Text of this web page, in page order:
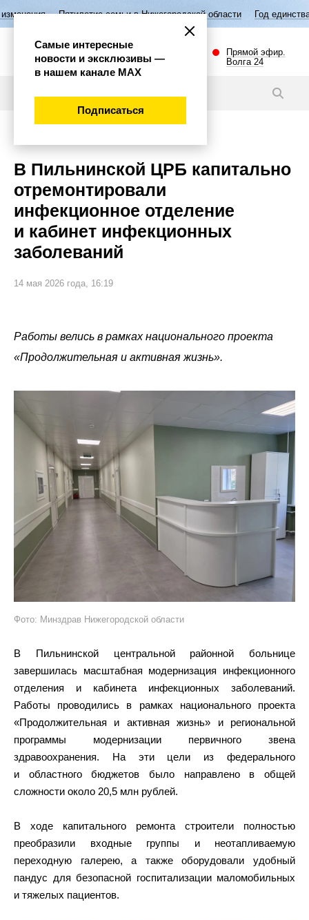
семьи в Нижегородской области Год единства народов
Прямой эфир.
Волга 24
В Пильнинской ЦРБ капитально
отремонтировали
инфекционное отделение
и кабинет инфекционных
заболеваний
14 мая 2026 года, 16:19
Работы велись в рамках национального проекта
«Продолжительная и активная жизнь».
Фото: Минздрав Нижегородской области
В Пильнинской центральной районной больнице
завершилась масштабная модернизация инфекционного
отделения и кабинета инфекционных заболеваний.
Работы проводились в рамках национального проекта
«Продолжительная и активная жизнь» и региональной
программы модернизации первичного звена
здравоохранения. На эти цели из федерального
и областного бюджетов было направлено в общей
сложности около 20,5 млн рублей.
В ходе капитального ремонта строители полностью
преобразили входные группы и неотапливаемую
переходную галерею, а также оборудовали удобный
пандус для безопасной госпитализации маломобильных
и тяжелых пациентов.
Самые интересные
новости и эксклюзивы —
в нашем канале МАХ
Подписаться